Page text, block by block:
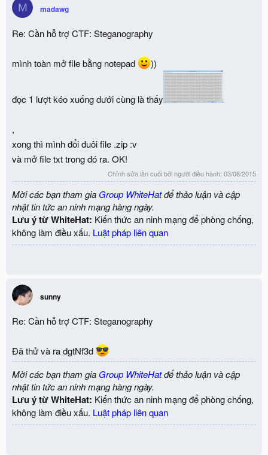
M madawg
Re: Cần hỗ trợ CTF: Steganography
mình toàn mở file bằng notepad ))
đọc 1 lượt kéo xuống dưới cùng là thấy
,
xong thì mình đổi đuôi file .zip :v
và mở file txt trong đó ra. OK!
Chỉnh sửa lần cuối bởi người điều hành: 03/08/2015
Mời các bạn tham gia Group WhiteHatđể thảo luận và cập
nhật tin tức an ninh mạng hàng ngày.
Lưu ý từ WhiteHat: Kiến thức an ninh mạng để phòng chống,
không làm điều xấu. Luật pháp liên quan
sunny
Re: Cần hỗ trợ CTF: Steganography
Đã thử và ra dgtNf3d
Mời các bạn tham gia Group WhiteHatđể thảo luận và cập
nhật tin tức an ninh mạng hàng ngày.
Lưu ý từ WhiteHat: Kiến thức an ninh mạng để phòng chống,
không làm điều xấu. Luật pháp liên quan